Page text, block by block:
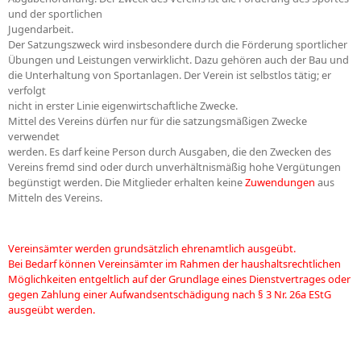
und der sportlichen
Jugendarbeit.
Der Satzungszweck wird insbesondere durch die Förderung sportlicher
Übungen und Leistungen verwirklicht. Dazu gehören auch der Bau und
die Unterhaltung von Sportanlagen. Der Verein ist selbstlos tätig; er
verfolgt
nicht in erster Linie eigenwirtschaftliche Zwecke.
Mittel des Vereins dürfen nur für die satzungsmäßigen Zwecke
verwendet
werden. Es darf keine Person durch Ausgaben, die den Zwecken des
Vereins fremd sind oder durch unverhältnismäßig hohe Vergütungen
begünstigt werden. Die Mitglieder erhalten keineZuwendungen aus
Mitteln des Vereins.
Vereinsämter werden grundsätzlich ehrenamtlich ausgeübt.
Bei Bedarf können Vereinsämter im Rahmen der haushaltsrechtlichen
Möglichkeiten entgeltlich auf der Grundlage eines Dienstvertrages oder
gegen Zahlung einer Aufwandsentschädigung nach § 3 Nr. 26a EStG
ausgeübt werden.